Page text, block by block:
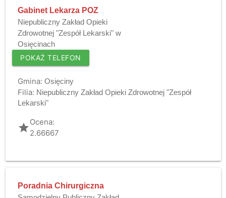
Gabinet Lekarza POZ
Niepubliczny Zakład Opieki
Zdrowotnej "Zespół Lekarski" w
Osięcinach
POKAŻ TELEFON
Gmina: Osięciny
Filia: Niepubliczny Zakład Opieki Zdrowotnej "Zespół
Lekarski"
gradeOcena:
2.66667
Poradnia Chirurgiczna